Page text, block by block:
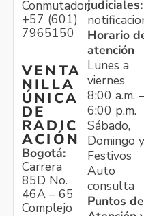
Conmutador:
+57 (601)
7965150
VENTA
NILLA
ÚNICA
DE
RADIC
ACIÓN
Bogotá:
Carrera
85D No.
46A – 65
Complejo
judiciales:
Horario
atención
Lunes a
viernes
8:00 a.m. –
6:00 p.m.
Sábado,
Domingo y
Festivos
Auto
consulta
Puntos de